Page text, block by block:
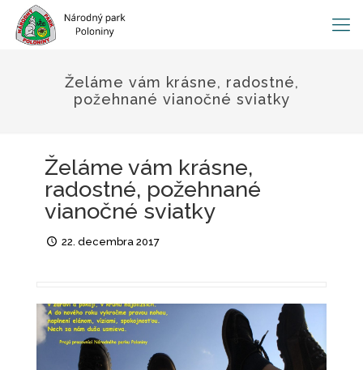
Želáme vám krásne, radostné,
požehnané vianočné sviatky
Želáme vám krásne,
radostné, požehnané
vianočné sviatky
22. decembra 2017